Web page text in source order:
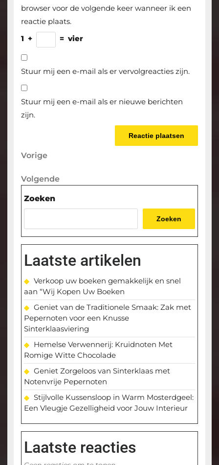
browser voor de volgende keer wanneer ik een
reactie plaats.
1 + = vier
Stuur mij een e-mail als er vervolgreacties zijn.
Stuur mij een e-mail als er nieuwe berichten
zijn.
Berichtnavigatie
Vorige
Vorige
Volgende
Volgende
Zoeken
Zoeken
Laatste artikelen
Verkoop uw boeken gemakkelijk en snel
aan “Wij Kopen Uw Boeken
Geniet van de Traditionele Smaak: Zak met
Pepernoten voor een Knusse
Sinterklaasviering
Hemelse Verwennerij: Kruidnoten Met
Romige Witte Chocolade
Geniet Zorgeloos van Sinterklaas met
Notenvrije Pepernoten
Stijlvolle Kussensloop in Warm Mosterdgeel:
Een Vleugje Gezelligheid voor Jouw Interieur
Laatste reacties